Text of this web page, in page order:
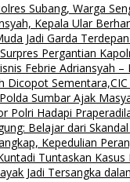
Subang, Warga
Kepala Ular
Jadi Garda
Pergantian
Febrie Adriansyah
Dicopot
Sumbar Ajak
Polri Hadapi
Belajar dari
Kepedulian
Tuntaskan Kasus
Jadi Tersangka